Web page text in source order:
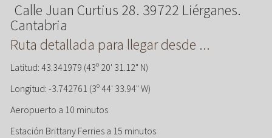
Calle Juan Curtius 28. 39722 Liérganes.
Cantabria
Ruta detallada para llegar desde ...
Latitud: 43.341979 (43º 20' 31.12" N)
Longitud: -3.742761 (3º 44' 33.94" W)
Aeropuerto a 10 minutos
Estación Brittany Ferries a 15 minutos